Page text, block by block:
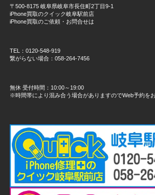
〒500-8175 岐阜県岐阜市長住町2丁目9-1
iPhone買取のクイック岐阜駅前店
iPhone買取のご依頼・お問合せは
TEL：0120-548-919
繋がらない場合：058-264-7456
無休 受付時間：10:00～19:00
※時間帯により混み合う場合がありますのでWeb予約をお